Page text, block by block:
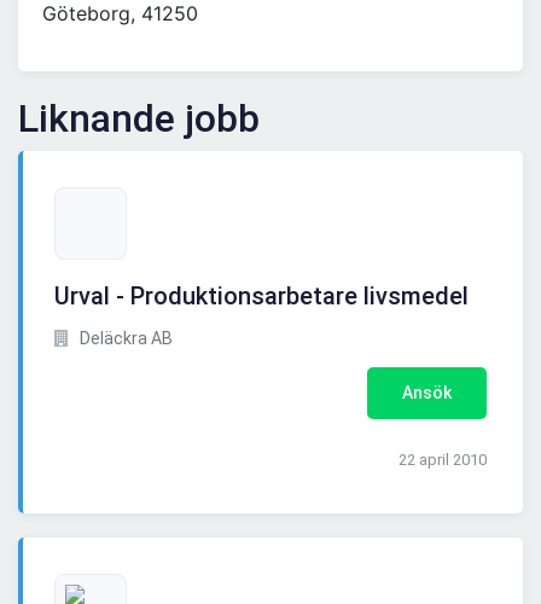
Göteborg, 41250
Liknande jobb
Urval - Produktionsarbetare livsmedel
Deläckra AB
Ansök
22 april 2010